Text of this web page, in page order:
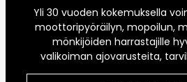
Yli 30 vuoden kokemuksella
moottoripyöräilyn, mopoilun,
mönkijöiden harrastajille
valikoiman ajovarusteita,